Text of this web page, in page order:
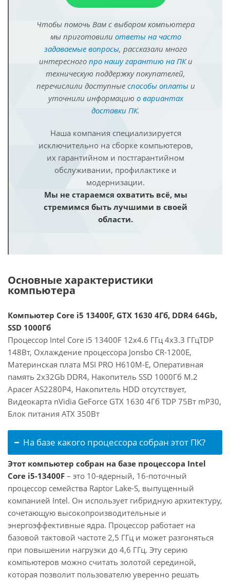
Чтобы помочь Вам с выбором компьютера
мы приготовили ответы на часто
задаваемые вопросы, рассказали много
интересного про нашу гарантию на ПКи
техническую поддержку покупателей,
перечислили доступные способы оплатыи
уточнили информацию о вариантах
доставки ПК.
Наша компания специализируется
исключительно на сборке компьютеров,
их гарантийном и постгарантийном
обслуживании, профилактике и
модернизации.
Мы не стараемся охватить всё, мы
стремимся быть лучшими в своей
области.
Основные характеристики
компьютера
Компьютер Core i5 13400F, GTX 1630 4Гб, DDR4 64Gb,
SSD 1000Гб
Процессор Intel Core i5 13400F 12x4.6 ГГц 4x3.3 ГГцTDP
148Вт, Охлаждение процессора Jonsbo CR-1200E,
Материнская плата MSI PRO H610M-E, Оперативная
память 2x32Gb DDR4, Накопитель SSD 1000Гб M.2
Apacer AS2280P4, Накопитель HDD отсутствует,
Видеокарта nVidia GeForce GTX 1630 4Гб TDP 75Вт mP30,
Блок питания ATX 350Вт
На базе какого процессора собран этот ПК?
Этот компьютер собран на базе процессора Intel
Core i5-13400F – это 10-ядерный, 16-поточный
процессор семейства Raptor Lake-S, выпущенный
компанией Intel. Он использует гибридную архитектуру,
сочетающую высокопроизводительные и
энергоэффективные ядра. Процессор работает на
базовой тактовой частоте 2,5 ГГц и может разгоняться
при повышении нагрузки до 4,6 ГГц. Эту серию
компьютеров можно считать золотой серединой,
которая позволит пользователю уверенно решать